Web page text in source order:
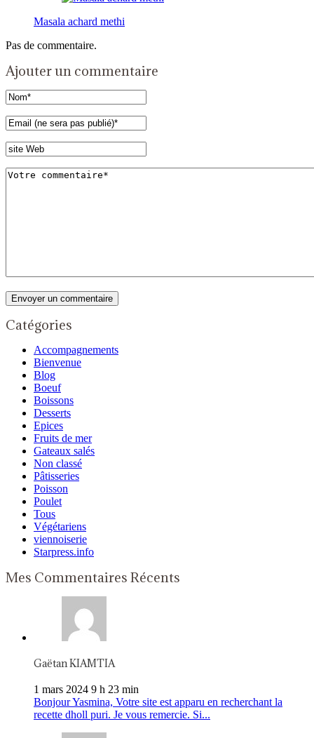
Masala achard methi
Pas de commentaire.
Ajouter un commentaire
Catégories
Accompagnements
Bienvenue
Blog
Boeuf
Boissons
Desserts
Epices
Fruits de mer
Gateaux salés
Non classé
Pâtisseries
Poisson
Poulet
Tous
Végétariens
viennoiserie
Starpress.info
Mes Commentaires Récents
Gaëtan KIAMTIA
1 mars 2024 9 h 23 min
Bonjour Yasmina, Votre site est apparu en recherchant la
recette dholl puri. Je vous remercie. Si...